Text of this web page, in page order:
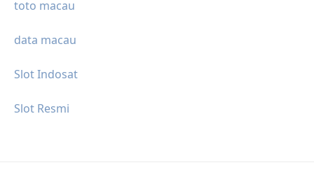
toto macau
data macau
Slot Indosat
Slot Resmi